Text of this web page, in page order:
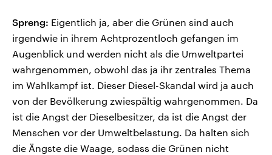
Spreng: Eigentlich ja, aber die Grünen sind auch
irgendwie in ihrem Achtprozentloch gefangen im
Augenblick und werden nicht als die Umweltpartei
wahrgenommen, obwohl das ja ihr zentrales Thema
im Wahlkampf ist. Dieser Diesel-Skandal wird ja auch
von der Bevölkerung zwiespältig wahrgenommen. Da
ist die Angst der Dieselbesitzer, da ist die Angst der
Menschen vor der Umweltbelastung. Da halten sich
die Ängste die Waage, sodass die Grünen nicht